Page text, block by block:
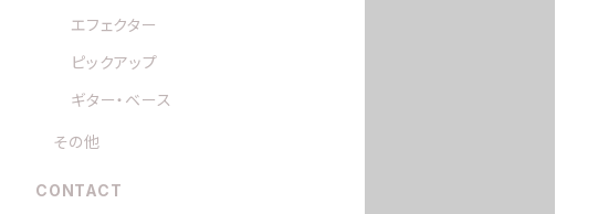
エフェクター
ピックアップ
ギター・ベース
その他
CONTACT